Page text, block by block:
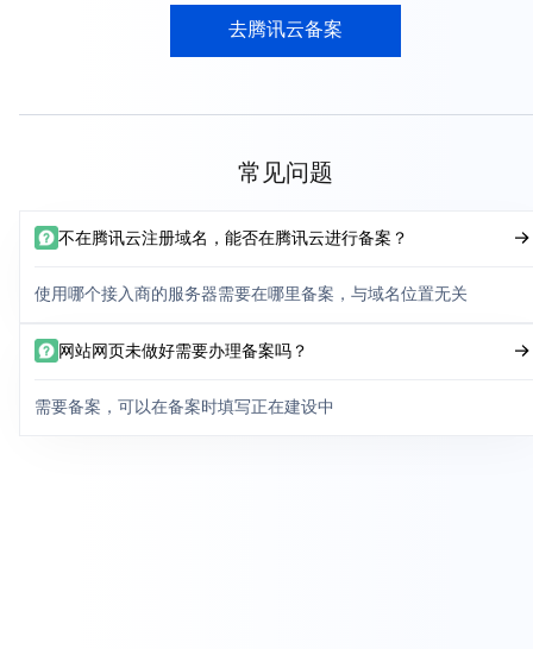
去腾讯云备案
常见问题
不在腾讯云注册域名，能否在腾讯云进行备案？
使用哪个接入商的服务器需要在哪里备案，与域名位置无关
网站网页未做好需要办理备案吗？
需要备案，可以在备案时填写正在建设中